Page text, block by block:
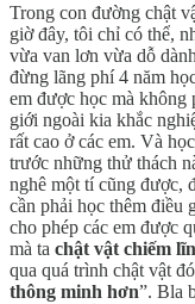
Trong con đường chật
giờ đây, tôi chỉ có thể,
vừa van lơn vừa dỗ
đừng lãng phí 4 năm
em được học mà không
giới ngoài kia khắc
rất cao ở các em. Và
trước những thử thách
nghê một tí cũng được,
cần phải học thêm điều
cho phép các em được
mà ta chật vật chiếm
qua quá trình chật vật
thông minh hơn”. Bla